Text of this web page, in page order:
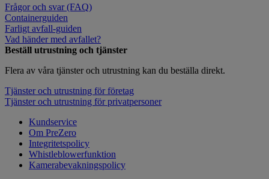
Frågor och svar (FAQ)
Containerguiden
Farligt avfall-guiden
Vad händer med avfallet?
Beställ utrustning och tjänster
Flera av våra tjänster och utrustning kan du beställa direkt.
Tjänster och utrustning för företag
Tjänster och utrustning för privatpersoner
Kundservice
Om PreZero
Integritetspolicy
Whistleblowerfunktion
Kamerabevakningspolicy